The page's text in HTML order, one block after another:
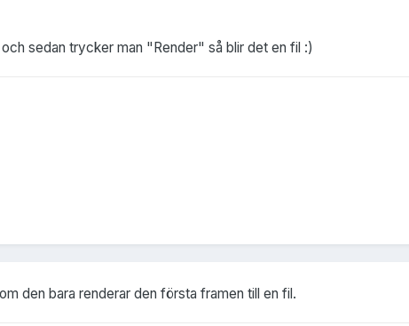
sedan trycker man "Render" så blir det en fil :)
den bara renderar den första framen till en fil.